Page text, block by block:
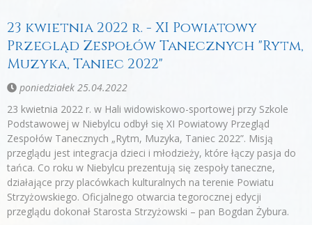
23 kwietnia 2022 r. - XI Powiatowy
Przegląd Zespołów Tanecznych "Rytm,
Muzyka, Taniec 2022"
poniedziałek 25.04.2022
23 kwietnia 2022 r. w Hali widowiskowo-sportowej przy Szkole
Podstawowej w Niebylcu odbył się XI Powiatowy Przegląd
Zespołów Tanecznych „Rytm, Muzyka, Taniec 2022”. Misją
przeglądu jest integracja dzieci i młodzieży, które łączy pasja do
tańca. Co roku w Niebylcu prezentują się zespoły taneczne,
działające przy placówkach kulturalnych na terenie Powiatu
Strzyżowskiego. Oficjalnego otwarcia tegorocznej edycji
przeglądu dokonał Starosta Strzyżowski – pan Bogdan Żybura.